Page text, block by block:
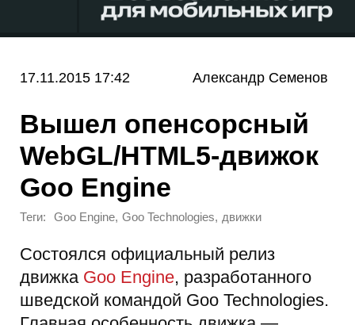
17.11.2015 17:42 Александр Семенов
Вышел опенсорсный
WebGL/HTML5-движок
Goo Engine
Теги: Goo Engine, Goo Technologies, движки
Состоялся официальный релиз
движка Goo Engine, разработанного
шведской командой Goo Technologies.